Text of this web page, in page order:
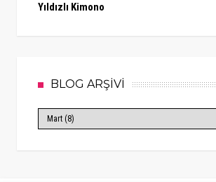
Yıldızlı Kimono
BLOG ARŞİVİ